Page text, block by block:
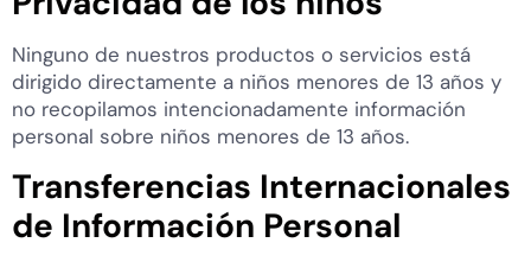
Ninguno de nuestros productos o servicios está
dirigido directamente a niños menores de 13 años y
no recopilamos intencionadamente información
personal sobre niños menores de 13 años.
Transferencias Internacionales
de Información Personal